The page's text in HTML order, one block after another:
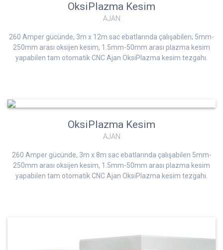
OksiPlazma Kesim
AJAN
260 Amper gücünde, 3m x 12m sac ebatlarında çalışabilen; 5mm-
250mm arası oksijen kesim, 1.5mm-50mm arası plazma kesim
yapabilen tam otomatik CNC Ajan OksiPlazma kesim tezgahı.
OksiPlazma Kesim
AJAN
260 Amper gücünde, 3m x 8m sac ebatlarında çalışabilen 5mm-
250mm arası oksijen kesim, 1.5mm-50mm arası plazma kesim
yapabilen tam otomatik CNC Ajan OksiPlazma kesim tezgahı.